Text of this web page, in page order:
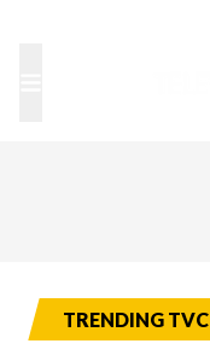
TRENDING TVC